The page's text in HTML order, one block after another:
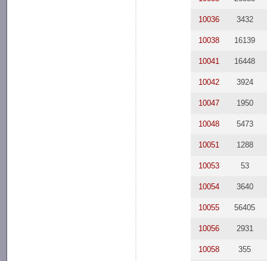
10036 3432
10038 16139
10041 16448
10042 3924
10047 1950
10048 5473
10051 1288
10053 53
10054 3640
10055 56405
10056 2931
10058 355